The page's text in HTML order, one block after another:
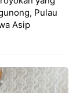
Pulau
Asip